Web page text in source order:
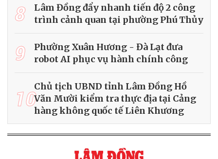
8
Lâm Đồng đẩy nhanh tiến độ 2 công
trình cảnh quan tại phường Phú Thủy
9
Phường Xuân Hương - Đà Lạt đưa
robot AI phục vụ hành chính công
10Chủ tịch UBND tỉnh Lâm Đồng Hồ
Văn Mười kiểm tra thực địa tại Cảng
hàng không quốc tế Liên Khương